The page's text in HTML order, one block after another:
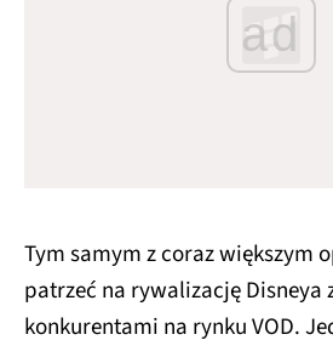
ad
Tym samym z coraz większym
patrzeć na rywalizację Disneya
konkurentami na rynku VOD.